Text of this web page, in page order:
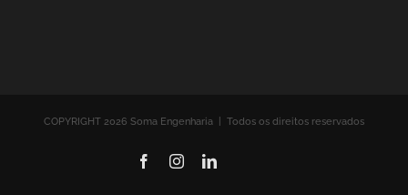
COPYRIGHT 2026 Soma Engenharia | Todos os direitos reservados
FacebookInstagramLinkedIn